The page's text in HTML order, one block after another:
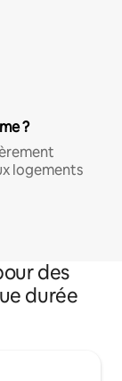
?
logements
des
durée